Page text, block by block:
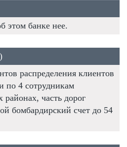
этом банке нее.
распределения клиентов
по 4 сотрудникам
районах, часть дорог
бомбардирский счет до 54